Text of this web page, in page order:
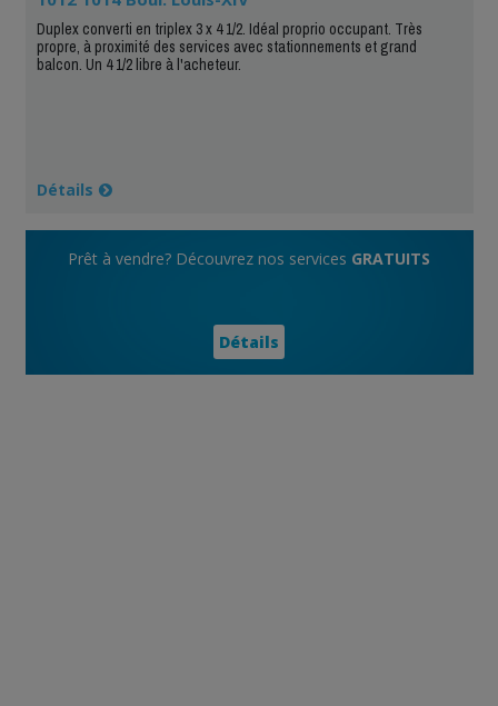
Duplex converti en triplex 3 x 4 1/2. Idéal proprio occupant. Très
propre, à proximité des services avec stationnements et grand
balcon. Un 4 1/2 libre à l'acheteur.
Détails
Prêt à vendre? Découvrez nos services GRATUITS
Détails